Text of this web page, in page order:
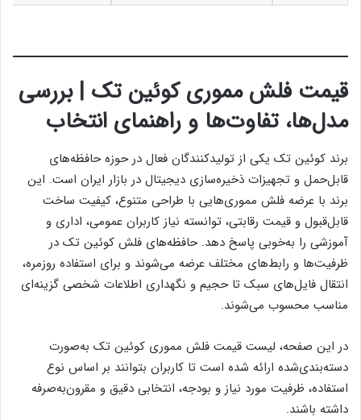
قیمت فلش مموری کوئین تک | بررسی
مدل‌ها، تفاوت‌ها و راهنمای انتخاب
برند کوئین تک یکی از تولیدکنندگان فعال در حوزه حافظه‌های
قابل‌حمل و تجهیزات ذخیره‌سازی دیجیتال در بازار ایران است. این
برند با عرضه فلش مموری‌هایی با طراحی متنوع، کیفیت ساخت
قابل‌قبول و قیمت رقابتی، توانسته نیاز کاربران عمومی، اداری و
آموزشی را به‌خوبی پاسخ دهد. حافظه‌های فلش کوئین تک در
ظرفیت‌ها و رابط‌های مختلف عرضه می‌شوند و برای استفاده روزمره،
انتقال فایل‌های سبک تا حجیم و نگهداری اطلاعات شخصی گزینه‌ای
مناسب محسوب می‌شوند.
در این صفحه، لیست قیمت فلش مموری کوئین تک به‌صورت
دسته‌بندی‌شده ارائه شده است تا کاربران بتوانند بر اساس نوع
استفاده، ظرفیت مورد نیاز و بودجه، انتخابی دقیق و مقرون‌به‌صرفه
داشته باشند.